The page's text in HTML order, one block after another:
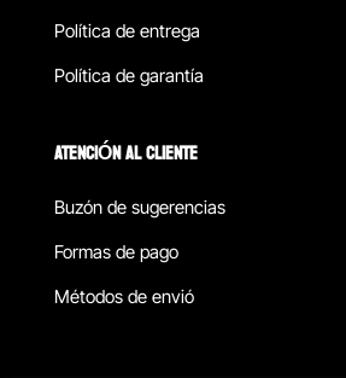
Política de entrega
Política de garantía
ATENCIÓN AL CLIENTE
Buzón de sugerencias
Formas de pago
Métodos de envió